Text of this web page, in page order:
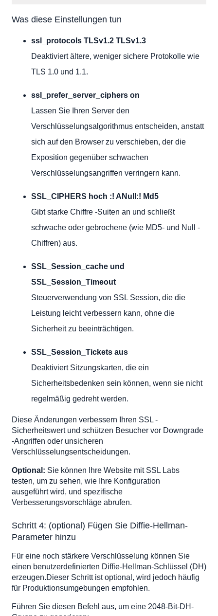
Was diese Einstellungen tun
ssl_protocols TLSv1.2 TLSv1.3
Deaktiviert ältere, weniger sichere Protokolle wie
TLS 1.0 und 1.1.
ssl_prefer_server_ciphers on
Lassen Sie Ihren Server den
Verschlüsselungsalgorithmus entscheiden, anstatt
sich auf den Browser zu verschieben, der die
Exposition gegenüber schwachen
Verschlüsselungsangriffen verringern kann.
SSL_CIPHERS hoch :! ANull:! Md5
Gibt starke Chiffre -Suiten an und schließt
schwache oder gebrochene (wie MD5- und Null -
Chiffren) aus.
SSL_Session_cache und
SSL_Session_Timeout
Steuerverwendung von SSL Session, die die
Leistung leicht verbessern kann, ohne die
Sicherheit zu beeinträchtigen.
SSL_Session_Tickets aus
Deaktiviert Sitzungskarten, die ein
Sicherheitsbedenken sein können, wenn sie nicht
regelmäßig gedreht werden.
Diese Änderungen verbessern Ihren SSL -
Sicherheitswert und schützen Besucher vor Downgrade
-Angriffen oder unsicheren
Verschlüsselungsentscheidungen.
Optional: Sie können Ihre Website mit SSL Labs
testen, um zu sehen, wie Ihre Konfiguration
ausgeführt wird, und spezifische
Verbesserungsvorschläge abrufen.
Schritt 4: (optional) Fügen Sie Diffie-Hellman-
Parameter hinzu
Für eine noch stärkere Verschlüsselung können Sie
einen benutzerdefinierten Diffie-Hellman-Schlüssel (DH)
erzeugen.Dieser Schritt ist optional, wird jedoch häufig
für Produktionsumgebungen empfohlen.
Führen Sie diesen Befehl aus, um eine 2048-Bit-DH-